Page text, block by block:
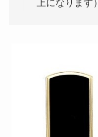
上になります）